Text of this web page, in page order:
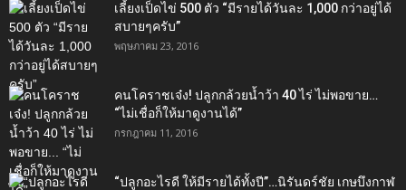
เลี้ยงเป็ดไข่ 500 ตัว “มีรายได้วันละ 1,000 กว่าอยู่ได้
สบายๆครับ”
พฤษภาคม 23, 2016
คนโคราชเจ๋ง! ปลูกกล้วยน้ำว้า 40 ไร่ ไม่พอขาย…
“ไม่เชื่อก็ให้มาดูงานได้”‬
กรกฎาคม 11, 2016
“ปลูกอะไรดี ให้มีรายได้ทั้งปี”…นิรันดร์ชัย เกษบึงกาฬ